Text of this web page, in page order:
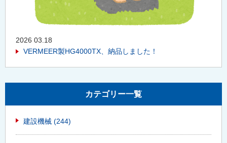
2026 03.18
VERMEER製HG4000TX、納品しました！
カテゴリー一覧
建設機械 (244)